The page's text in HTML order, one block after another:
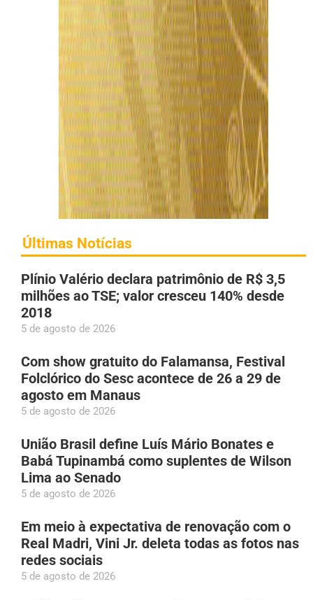
Últimas Notícias
Plínio Valério declara patrimônio de R$ 3,5
milhões ao TSE; valor cresceu 140% desde
2018
5 de agosto de 2026
Com show gratuito do Falamansa, Festival
Folclórico do Sesc acontece de 26 a 29 de
agosto em Manaus
5 de agosto de 2026
União Brasil define Luís Mário Bonates e
Babá Tupinambá como suplentes de Wilson
Lima ao Senado
5 de agosto de 2026
Em meio à expectativa de renovação com o
Real Madri, Vini Jr. deleta todas as fotos nas
redes sociais
5 de agosto de 2026